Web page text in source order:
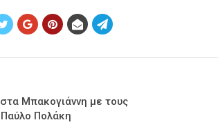
Μπακογιάννη με τους
Πολάκη